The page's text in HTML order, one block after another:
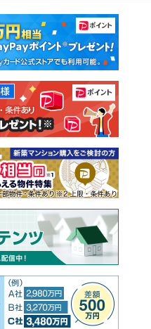
中古マンション
中古一戸建て
土地
教えて！住まいの先生